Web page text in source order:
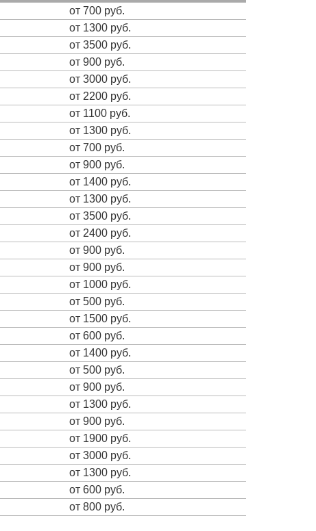
от 700 руб.
от 1300 руб.
от 3500 руб.
от 900 руб.
от 3000 руб.
от 2200 руб.
от 1100 руб.
от 1300 руб.
от 700 руб.
от 900 руб.
от 1400 руб.
от 1300 руб.
от 3500 руб.
от 2400 руб.
от 900 руб.
от 900 руб.
от 1000 руб.
от 500 руб.
от 1500 руб.
от 600 руб.
от 1400 руб.
от 500 руб.
от 900 руб.
от 1300 руб.
от 900 руб.
от 1900 руб.
от 3000 руб.
от 1300 руб.
от 600 руб.
от 800 руб.